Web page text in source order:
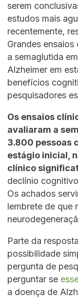
serem
estudos mais
recentemente,
Grandes
a semaglutida
Alzheimer em
benefícios
pesquisadores
Os ensaios
avaliaram a
3.800 pessoas
estágio inicial,
clínico
declínio
Os achados
lembrete de que
Parte da
possibilidade
pergunta de
perguntar se
a doença de